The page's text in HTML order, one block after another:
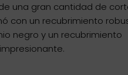
una gran cantidad de
con un recubrimiento
negro y un recubrimiento